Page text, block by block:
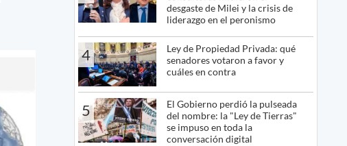
desgaste de Milei y la crisis de
liderazgo en el peronismo
4
Ley de Propiedad Privada: qué
senadores votaron a favor y
cuáles en contra
5
El Gobierno perdió la pulseada
del nombre: la "Ley de Tierras"
se impuso en toda la
conversación digital